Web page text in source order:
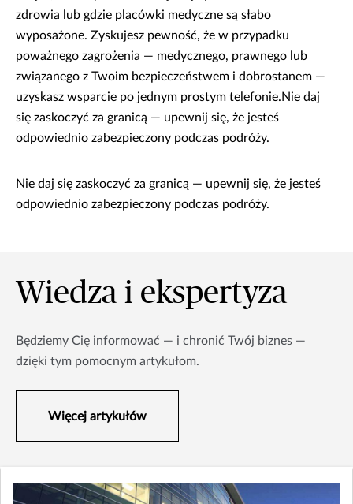
zdrowia lub gdzie placówki medyczne są słabo
wyposażone. Zyskujesz pewność, że w przypadku
poważnego zagrożenia — medycznego, prawnego lub
związanego z Twoim bezpieczeństwem i dobrostanem —
uzyskasz wsparcie po jednym prostym telefonie.Nie daj
się zaskoczyć za granicą — upewnij się, że jesteś
odpowiednio zabezpieczony podczas podróży.
Nie daj się zaskoczyć za granicą — upewnij się, że jesteś
odpowiednio zabezpieczony podczas podróży.
Wiedza i ekspertyza
Będziemy Cię informować — i chronić Twój biznes —
dzięki tym pomocnym artykułom.
Więcej artykułów